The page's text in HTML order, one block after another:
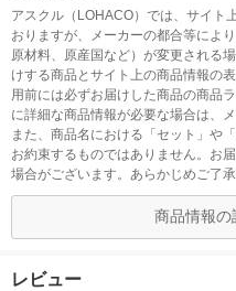
アスクル（LOHACO）では、サイト
おりますが、メーカーの都合等によ
原材料、原産国など）が変更される
けする商品とサイト上の商品情報の
用前には必ずお届けした商品の商品
に詳細な商品情報が必要な場合は、
また、商品名における「セット」や
お約束するものではありません。お
場合がございます。あらかじめご了承
商品情報の
レビュー